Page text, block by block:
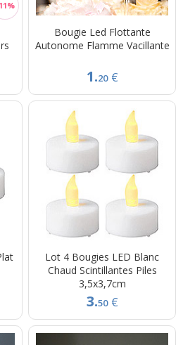
Bougie Led Flottante
Autonome Flamme Vacillante
1.20 €
Lot 4 Bougies LED Blanc
Chaud Scintillantes Piles
3,5x3,7cm
3.50 €